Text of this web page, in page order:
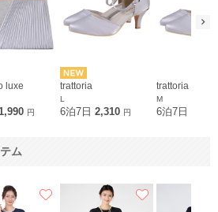
luxe
円
trattoria
L
6泊7日2,310 円
trattoria
M
6泊7日
ム